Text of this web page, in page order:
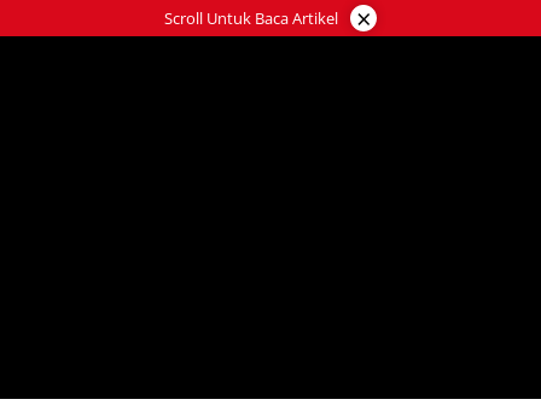
ke
Scroll Untuk Baca Artikel ×